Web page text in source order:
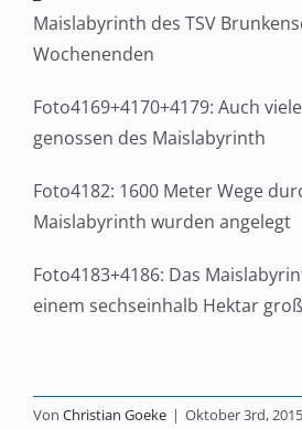
Maislabyrinth des TSV
Wochenenden
Foto4169+4170+4179: Auch
genossen des Maislabyrinth
Foto4182: 1600 Meter Wege
Maislabyrinth wurden angelegt
Foto4183+4186: Das
einem sechseinhalb Hektar
Von Christian Goeke | Oktober 3rd, 2015